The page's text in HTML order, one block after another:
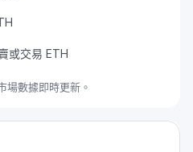
或交易 ETH
場數據即時更新。